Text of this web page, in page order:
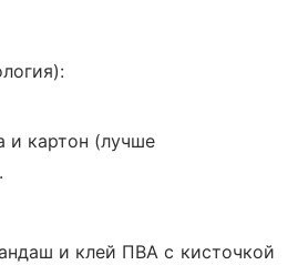
и картон (лучше
и клей ПВА с кисточкой